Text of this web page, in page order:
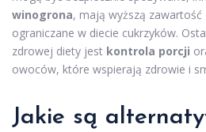
winogrona, mają wyższą
ograniczane w diecie cukrzyków.
zdrowej diety jest kontrola porcji
owoców, które wspierają zdrowie i
Jakie są